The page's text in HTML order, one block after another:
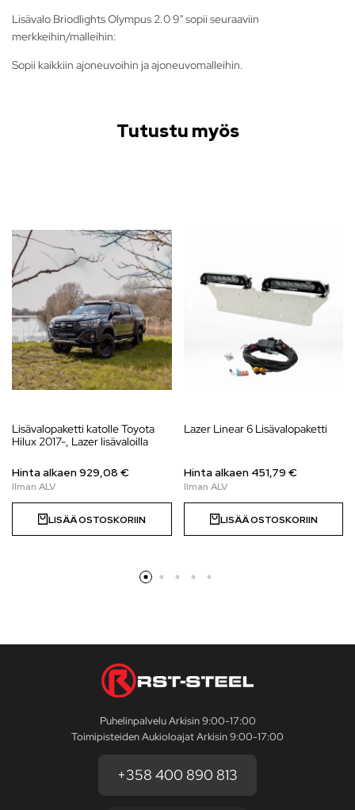
Lisävalo Briodlights Olympus 2.0 9" sopii seuraaviin
merkkeihin/malleihin:
Sopii kaikkiin ajoneuvoihin ja ajoneuvomalleihin.
Tutustu myös
Lisävalopaketti katolle Toyota
Hilux 2017-, Lazer lisävaloilla
Hinta alkaen929,08 €
LISÄÄ OSTOSKORIIN
Lazer Linear 6 Lisävalopaketti
Hinta alkaen 451,79 €
LISÄÄ OSTOSKORIIN
Puhelinpalvelu Arkisin 9:00-17:00
Toimipisteiden Aukioloajat Arkisin 9:00-17:00
+358 400 890 813